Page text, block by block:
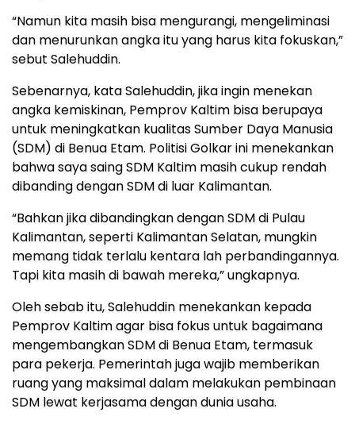
“Namun kita masih bisa mengurangi, mengeliminasi
dan menurunkan angka itu yang harus kita fokuskan,”
sebut Salehuddin.
Sebenarnya, kata Salehuddin, jika ingin menekan
angka kemiskinan, Pemprov Kaltim bisa berupaya
untuk meningkatkan kualitas Sumber Daya Manusia
(SDM) di Benua Etam. Politisi Golkar ini menekankan
bahwa saya saing SDM Kaltim masih cukup rendah
dibanding dengan SDM di luar Kalimantan.
“Bahkan jika dibandingkan dengan SDM di Pulau
Kalimantan, seperti Kalimantan Selatan, mungkin
memang tidak terlalu kentara lah perbandingannya.
Tapi kita masih di bawah mereka,” ungkapnya.
Oleh sebab itu, Salehuddin menekankan kepada
Pemprov Kaltim agar bisa fokus untuk bagaimana
mengembangkan SDM di Benua Etam, termasuk
para pekerja. Pemerintah juga wajib memberikan
ruang yang maksimal dalam melakukan pembinaan
SDM lewat kerjasama dengan dunia usaha.